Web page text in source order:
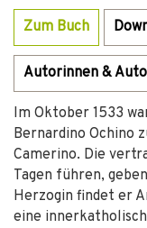
Zum Buch
Autorinnen &
Im Oktober 1533
Bernardino Ochino
Camerino. Die
Tagen führen,
Herzogin findet er
eine